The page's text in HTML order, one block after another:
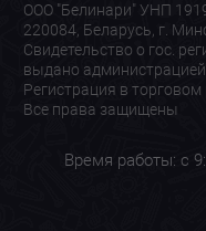
ООО "Белинари" УНП
220084, Беларусь, г.
Свидетельство о гос.
выдано
Регистрация в
Все права защищены
Время работы: с